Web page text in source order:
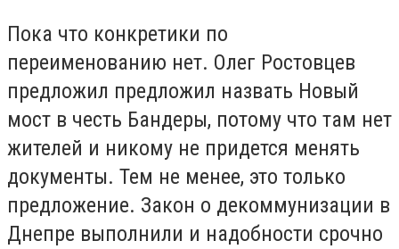
Пока что конкретики по
переименованию нет. Олег Ростовцев
предложил предложил назвать Новый
мост в честь Бандеры, потому что там нет
жителей и никому не придется менять
документы. Тем не менее, это только
предложение. Закон о декоммунизации в
Днепре выполнили и надобности срочно